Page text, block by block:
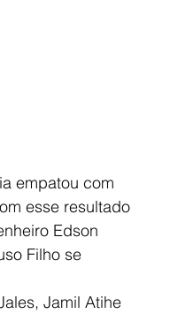
empatou com
esse resultado
Edson
Filho se
Jamil Atihe